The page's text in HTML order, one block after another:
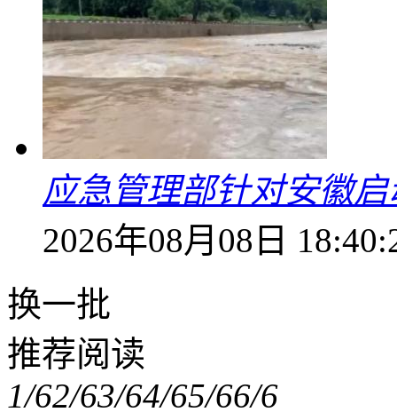
应急管理部针对安徽
2026年08月08日
换一批
推荐阅读
1/62/63/64/65/66/6